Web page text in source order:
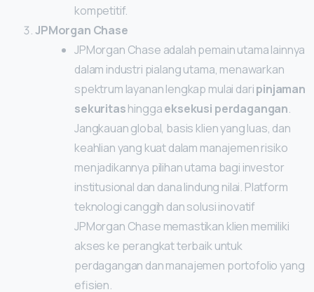
kompetitif.
JPMorgan Chase
JPMorgan Chase adalah pemain utama lainnya
dalam industri pialang utama, menawarkan
spektrum layanan lengkap mulai daripinjaman
sekuritashinggaeksekusi perdagangan.
Jangkauan global, basis klien yang luas, dan
keahlian yang kuat dalam manajemen risiko
menjadikannya pilihan utama bagi investor
institusional dan dana lindung nilai. Platform
teknologi canggih dan solusi inovatif
JPMorgan Chase memastikan klien memiliki
akses ke perangkat terbaik untuk
perdagangan dan manajemen portofolio yang
efisien.